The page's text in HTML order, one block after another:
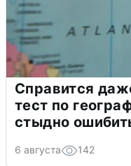
Справится
тест по
стыдно
6 августа 142